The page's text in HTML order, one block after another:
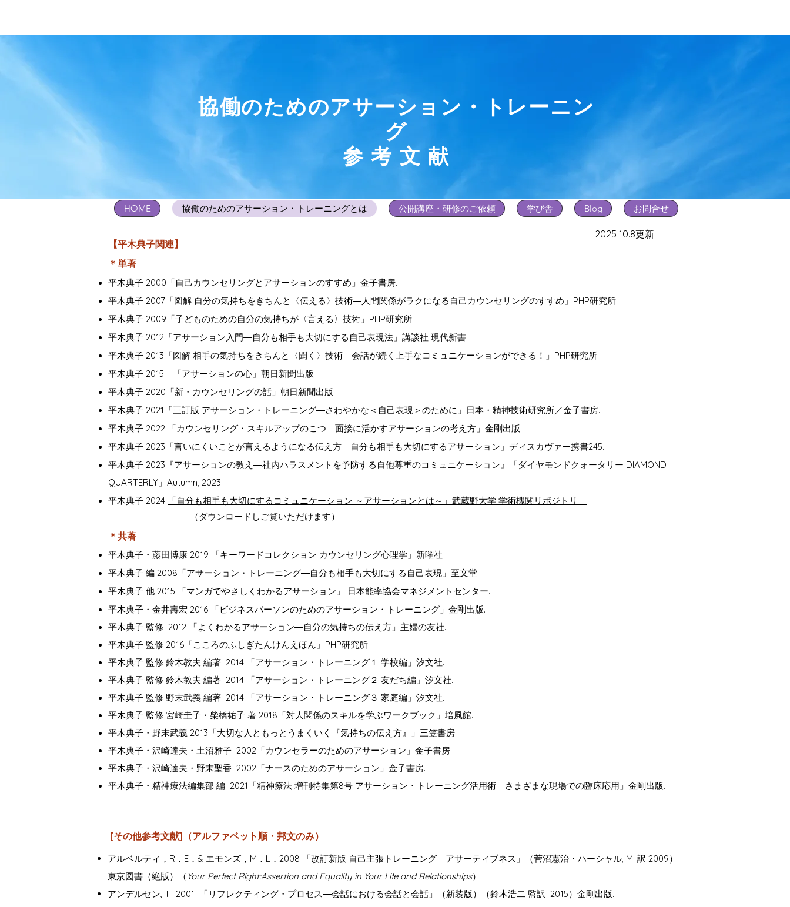
協働のためのアサーション・トレーニン
グ
参 考 文 献
HOME 協働のためのアサーション・トレーニングとは 公開講座・研修のご依頼 学び舎 Blog お問合せ
【平木典子関連】
＊単著
平木典子 2000「自己カウンセリングとアサーションのすすめ」金子書房.
平木典子 2007「図解 自分の気持ちをきちんと〈伝える〉技術―人間関係がラクになる自己カウンセリングのすすめ」PHP研究所.
平木典子 2009「子どものための自分の気持ちが〈言える〉技術」PHP研究所.
平木典子 2012「アサーション入門―自分も相手も大切にする自己表現法」講談社 現代新書.
平木典子 2013「図解 相手の気持ちをきちんと〈聞く〉技術―会話が続く上手なコミュニケーションができる！」PHP研究所.
平木典子 2015 「アサーションの心」朝日新聞出版
平木典子 2020「新・カウンセリングの話」朝日新聞出版.
平木典子 2021「三訂版 アサーション・トレーニング―さわやかな＜自己表現＞のために」日本・精神技術研究所／金子書房.
平木典子 2022 「カウンセリング・スキルアップのこつ―面接に活かすアサーションの考え方」金剛出版.
平木典子 2023「言いにくいことが言えるようになる伝え方―自分も相手も大切にするアサーション」ディスカヴァー携書245.
平木典子 2023『アサーションの教え―社内ハラスメントを予防する自他尊重のコミュニケーション』「ダイヤモンドクォータリー DIAMOND
QUARTERLY」Autumn, 2023.​
平木典子 2024
「自分も相手も大切にするコミュニケーション ～アサーションとは～」武蔵野大学 学術機関リポジトリ
＊共著
平木典子・藤田博康 2019 「キーワードコレクション カウンセリング心理学」新曜社
平木典子 編 2008「アサーション・トレーニング―自分も相手も大切にする自己表現」至文堂.
平木典子 他 2015 「マンガでやさしくわかるアサーション」 日本能率協会マネジメントセンター.
平木典子・金井壽宏 2016 「ビジネスパーソンのためのアサーション・トレーニング」金剛出版.
平木典子 監修 2012 「よくわかるアサーション―自分の気持ちの伝え方」主婦の友社.
平木典子 監修 2016「こころのふしぎたんけんえほん」PHP研究所
平木典子 監修 鈴木教夫 編著 2014 「アサーション・トレーニング１ 学校編」汐文社.
平木典子 監修 鈴木教夫 編著 2014 「アサーション・トレーニング２ 友だち編」汐文社.
平木典子 監修 野末武義 編著 2014 「アサーション・トレーニング３ 家庭編」汐文社.
平木典子 監修 宮崎圭子・柴橋祐子 著 2018「対人関係のスキルを学ぶワークブック」培風館.
平木典子・野末武義 2013「大切な人ともっとうまくいく『気持ちの伝え方』」三笠書房.
平木典子・沢崎達夫・土沼雅子 2002「カウンセラーのためのアサーション」金子書房.
平木典子・沢崎達夫・野末聖香 2002「ナースのためのアサーション」金子書房.
平木典子・精神療法編集部 編 2021「精神療法 増刊特集第8号 アサーション・トレーニング活用術―さまざまな現場での臨床応用」金剛出版.
2025 10.8更新
（ダウンロードしご覧いただけます）
[その他参考文献]（アルファベット順・邦文のみ）
アルベルティ，R．E．& エモンズ，M．L．2008 「改訂新版 自己主張トレーニング―アサーティブネス」（菅沼憲治・ハーシャル, M. 訳 2009）
東京図書（絶版）（ Your Perfect Right:Assertion and Equality in Your Life and Relationships）
アンデルセン, T. 2001 「リフレクティング・プロセス―会話における会話と会話」（新装版）（鈴木浩二 監訳 2015）金剛出版.